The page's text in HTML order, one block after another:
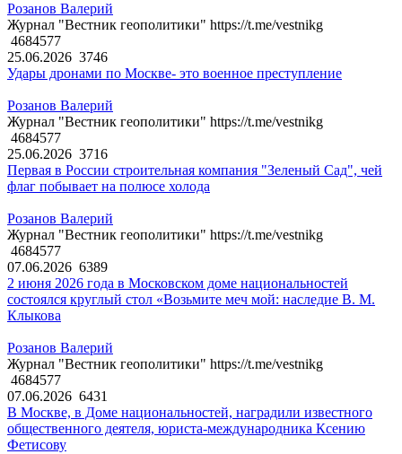
Розанов Валерий
Журнал "Вестник геополитики" https://t.me/vestnikg
4684577
25.06.2026 3746
Удары дронами по Москве- это военное преступление
Розанов Валерий
Журнал "Вестник геополитики" https://t.me/vestnikg
4684577
25.06.2026 3716
Первая в России строительная компания "Зеленый Сад", чей
флаг побывает на полюсе холода
Розанов Валерий
Журнал "Вестник геополитики" https://t.me/vestnikg
4684577
07.06.2026 6389
2 июня 2026 года в Московском доме национальностей
состоялся круглый стол «Возьмите меч мой: наследие В. М.
Клыкова
Розанов Валерий
Журнал "Вестник геополитики" https://t.me/vestnikg
4684577
07.06.2026 6431
В Москве, в Доме национальностей, наградили известного
общественного деятеля, юриста-международника Ксению
Фетисову